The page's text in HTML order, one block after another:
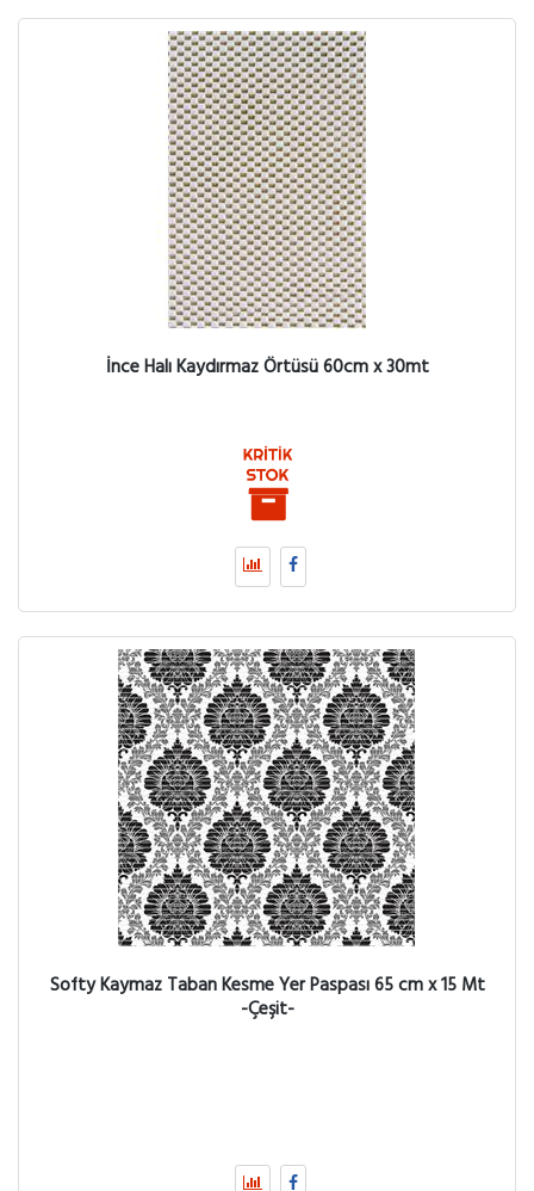
İnce Halı Kaydırmaz Örtüsü 60cm x 30mt
Softy Kaymaz Taban Kesme Yer Paspası 65 cm x 15 Mt
-Çeşit-